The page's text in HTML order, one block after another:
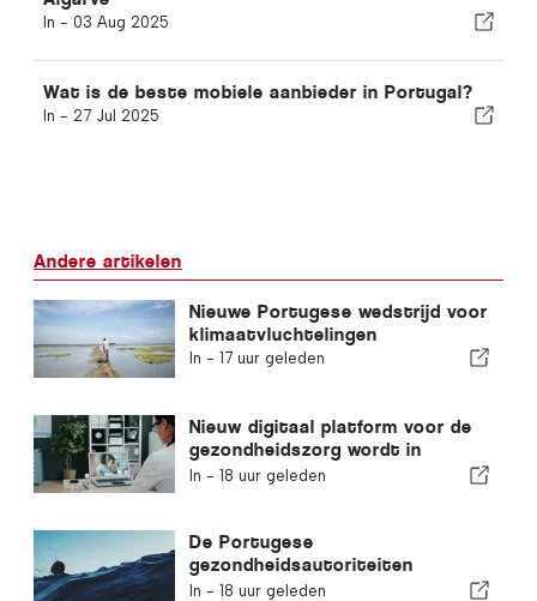
In - 03 Aug 2025
Wat is de beste mobiele aanbieder in Portugal?
In - 27 Jul 2025
Andere artikelen
Nieuwe Portugese wedstrijd voor
klimaatvluchtelingen
In - 17 uur geleden
Nieuw digitaal platform voor de
gezondheidszorg wordt in
Portugal gelanceerd
In - 18 uur geleden
De Portugese
gezondheidsautoriteiten
waarschuwen voor de gevaren
In - 18 uur geleden